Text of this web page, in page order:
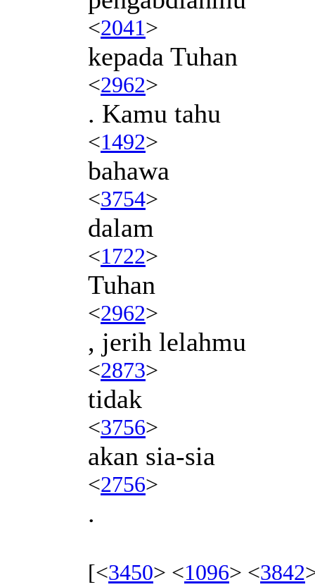
<2041>
kepada Tuhan
<2962>
. Kamu tahu
<1492>
bahawa
<3754>
dalam
<1722>
Tuhan
<2962>
, jerih lelahmu
<2873>
tidak
<3756>
akan sia-sia
<2756>
.
[<3450> <1096> <3842